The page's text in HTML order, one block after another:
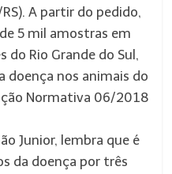
A partir do pedido,
5 mil amostras em
do Rio Grande do Sul,
doença nos animais do
Normativa 06/2018
Junior, lembra que é
da doença por três